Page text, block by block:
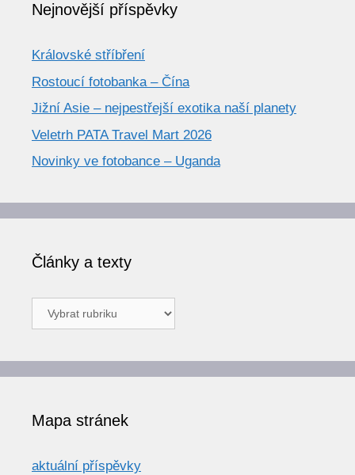
Nejnovější příspěvky
Královské stříbření
Rostoucí fotobanka – Čína
Jižní Asie – nejpestřejší exotika naší planety
Veletrh PATA Travel Mart 2026
Novinky ve fotobance – Uganda
Články a texty
Články
a
Mapa stránek
aktuální příspěvky